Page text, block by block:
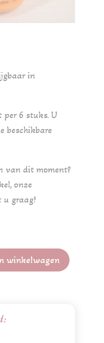
in
per 6 stuks. U
beschikbare
van dit moment?
onze
u graag!
winkelwagen